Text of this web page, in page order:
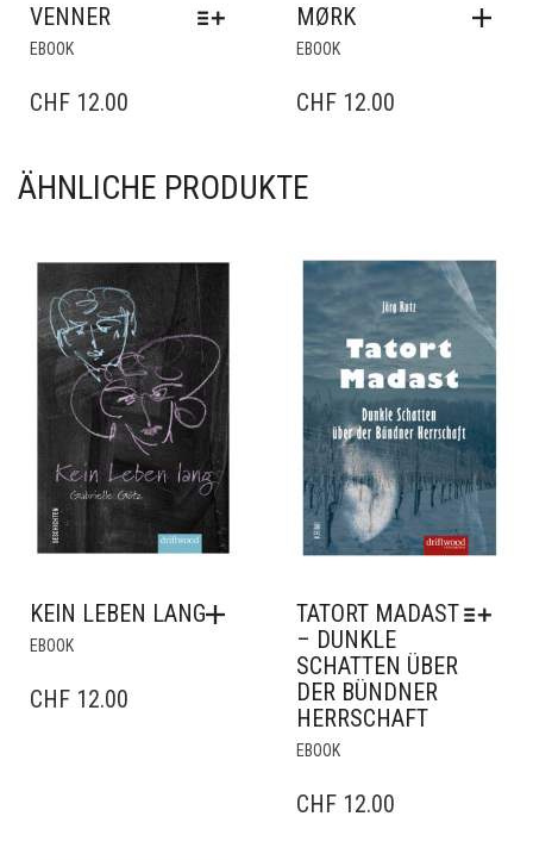
VENNER
EBOOKDIESES
WEIST
AUF.
DIE
DER
PRODUKTSEITE
GEWÄHLT
WERDEN
CHF 12.00
MØRK
EBOOK
CHF 12.00
ÄHNLICHE PRODUKTE
KEIN LEBEN LANG
EBOOK
CHF 12.00
TATORT MADAST
– DUNKLE
SCHATTEN ÜBER
DER BÜNDNER
HERRSCHAFT
EBOOKDIESES
WEIST
CHF 12.00